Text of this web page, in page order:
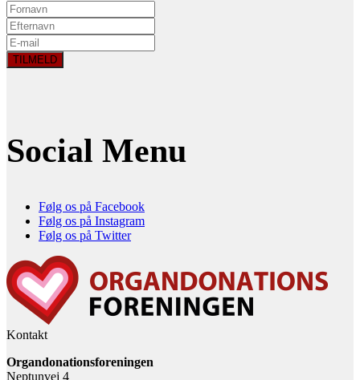
Social Menu
Følg os på Facebook
Følg os på Instagram
Følg os på Twitter
Kontakt
Organdonationsforeningen
Neptunvej 4